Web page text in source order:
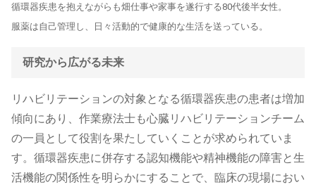
循環器疾患を抱えながらも畑仕事や家事を遂行する80代後半女性。
服薬は自己管理し、日々活動的で健康的な生活を送っている。
研究から広がる未来
リハビリテーションの対象となる循環器疾患の患者は増加
傾向にあり、作業療法士も心臓リハビリテーションチーム
の一員として役割を果たしていくことが求められていま
す。循環器疾患に併存する認知機能や精神機能の障害と生
活機能の関係性を明らかにすることで、臨床の現場におい